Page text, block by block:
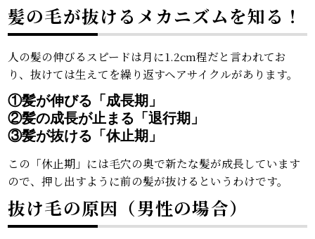
髪の毛が抜けるメカニズムを知る！
人の髪の伸びるスピードは月に1.2cm程だと言われてお
り、抜けては生えてを繰り返すヘアサイクルがあります。
①髪が伸びる「成長期」
②髪の成長が止まる「退行期」
③髪が抜ける「休止期」
この「休止期」には毛穴の奥で新たな髪が成長しています
ので、押し出すように前の髪が抜けるというわけです。
抜け毛の原因（男性の場合）